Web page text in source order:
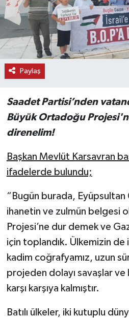
Paylaş
Saadet Partisi’nden
Büyük Ortadoğu
direnelim!
Başkan Mevlüt Karsavran
ifadelerde bulundu;
“Bugün burada, Eyüpsultan
ihanetin ve zulmün belgesi
Projesi’ne dur demek ve
için toplandık. Ülkemizin de
kadim coğrafyamız, uzun
projeden dolayı savaşlar ve
karşı karşıya kalmıştır.
Batılı ülkeler, iki kutuplu
SAĞLIK
SPOR
TEKNOLOJİ